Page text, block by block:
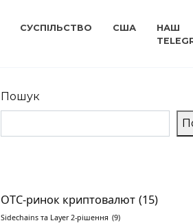
СУСПІЛЬСТВО США
НАШ
Пошук
OTC-ринок криптовалют (15)
Sidechains та Layer 2-рішення (9)